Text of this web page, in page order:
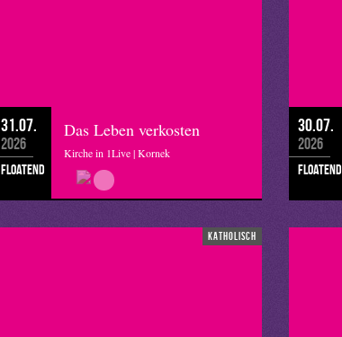
31.07.
2026
floatend
Das Leben verkosten
Kirche in 1Live | Kornek
30.07.
2026
floatend
katholisch